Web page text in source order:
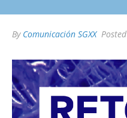
By Comunicación SGXX Posted